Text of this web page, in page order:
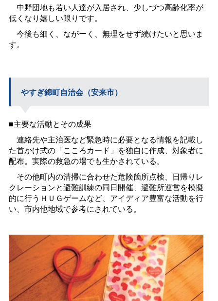
中野団地も若い人達が入居され、少しづつ高齢化率が
低くなり嬉しい限りです。
今後も細く、ながーく、無理をせず続けたいと思いま
す。
やすぎ錦町自治会（安来市）
■主要な活動とその成果
連絡先や主治医など緊急時に必要となる情報を記載し
た首かけ式の「こころカード」を独自に作成、対象者に
配布。実際の救急の場でも生かされている。
その他町内の清掃に合わせた危険箇所点検、日帰りレ
クレーションと避難訓練の同日開催、避難所運営を模擬
的に行うＨＵＧゲームなど、アイディア豊富な活動を行
い、市内他地域で参考にされている。